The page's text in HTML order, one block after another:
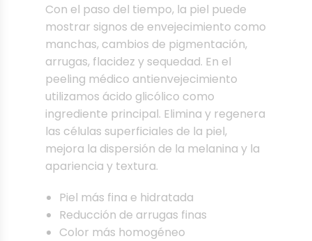
Con el paso del tiempo, la piel puede
mostrar signos de envejecimiento como
manchas, cambios de pigmentación,
arrugas, flacidez y sequedad. En el
peeling médico antienvejecimiento
utilizamos ácido glicólico como
ingrediente principal. Elimina y regenera
las células superficiales de la piel,
mejora la dispersión de la melanina y la
apariencia y textura.
Piel más fina e hidratada
Reducción de arrugas finas
Color más homogéneo